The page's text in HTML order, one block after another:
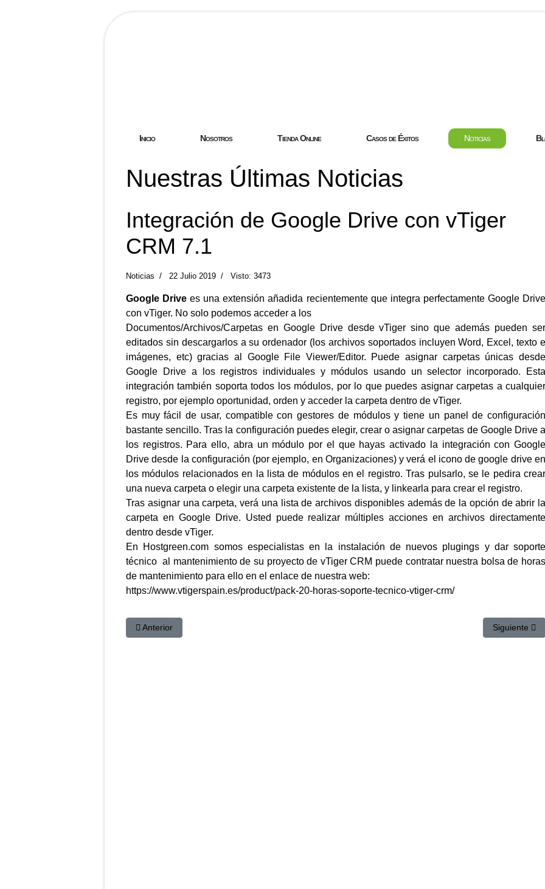
Inicio Nosotros Tienda Online Casos de Éxitos Noticias
Nuestras Últimas Noticias
Integración de Google Drive con vTiger
CRM 7.1
Noticias 22 Julio 2019 Visto: 3473
Google Drive es una extensión añadida recientemente que integra perfectamente Google Drive
con vTiger. No solo podemos acceder a los
Documentos/Archivos/Carpetas en Google Drive desde vTiger sino que además pueden ser
editados sin descargarlos a su ordenador (los archivos soportados incluyen Word, Excel, texto e
imágenes, etc) gracias al Google File Viewer/Editor. Puede asignar carpetas únicas desde
Google Drive a los registros individuales y módulos usando un selector incorporado. Esta
integración también soporta todos los módulos, por lo que puedes asignar carpetas a cualquier
registro, por ejemplo oportunidad, orden y acceder la carpeta dentro de vTiger.
Es muy fácil de usar, compatible con gestores de módulos y tiene un panel de configuración
bastante sencillo. Tras la configuración puedes elegir, crear o asignar carpetas de Google Drive a
los registros. Para ello, abra un módulo por el que hayas activado la integración con Google
Drive desde la configuración (por ejemplo, en Organizaciones) y verá el icono de google drive en
los módulos relacionados en la lista de módulos en el registro. Tras pulsarlo, se le pedira crear
una nueva carpeta o elegir una carpeta existente de la lista, y linkearla para crear el registro.
Tras asignar una carpeta, verá una lista de archivos disponibles además de la opción de abrir la
carpeta en Google Drive. Usted puede realizar múltiples acciones en archivos directamente
dentro desde vTiger.
En Hostgreen.com somos especialistas en la instalación de nuevos plugings y dar soporte
técnico al mantenimiento de su proyecto de vTiger CRM puede contratar nuestra bolsa de horas
de mantenimiento para ello en el enlace de nuestra web:
https://www.vtigerspain.es/product/pack-20-horas-soporte-tecnico-vtiger-crm/
Artículo anterior: vTiger POS - El futuro de la venta al por menor
Anterior Artículo
Siguiente